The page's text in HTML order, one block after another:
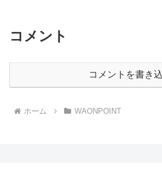
コメント
コメントを書き
ホーム WAONPOINT